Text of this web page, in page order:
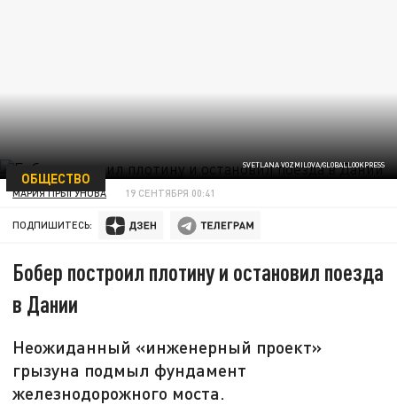
SVETLANA VOZMILOVA/GLOBALLOOKPRESS
ОБЩЕСТВО
МАРИЯ ПРЫГУНОВА 19 СЕНТЯБРЯ 00:41
ПОДПИШИТЕСЬ:
Бобер построил плотину и остановил поезда
в Дании
Неожиданный «инженерный проект»
грызуна подмыл фундамент
железнодорожного моста.